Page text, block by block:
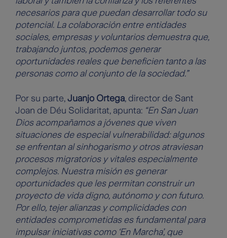
necesarios para que puedan desarrollar todo su
potencial. La colaboración entre entidades
sociales, empresas y voluntarios demuestra que,
trabajando juntos, podemos generar
oportunidades reales que beneficien tanto a las
personas como al conjunto de la sociedad.”
Por su parte, Juanjo Ortega, director de Sant
Joan de Déu Solidaritat, apunta: “En San Juan
Dios acompañamos a jóvenes que viven
situaciones de especial vulnerabilidad: algunos
se enfrentan al sinhogarismo y otros atraviesan
procesos migratorios y vitales especialmente
complejos. Nuestra misión es generar
oportunidades que les permitan construir un
proyecto de vida digno, autónomo y con futuro.
Por ello, tejer alianzas y complicidades con
entidades comprometidas es fundamental para
impulsar iniciativas como ‘En Marcha’, que